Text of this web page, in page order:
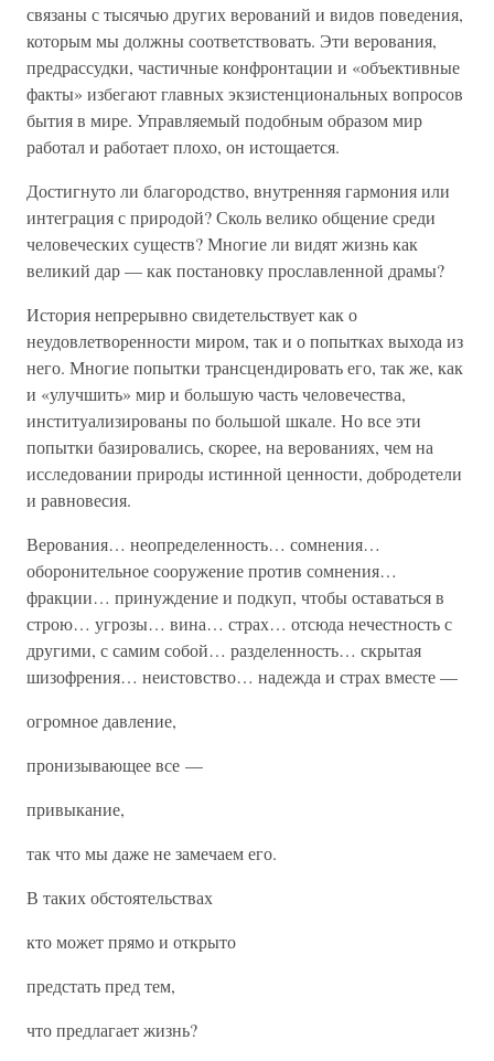
связаны с тысячью других верований и видов поведения,
которым мы должны соответствовать. Эти верования,
предрассудки, частичные конфронтации и «объективные
факты» избегают главных экзистенциональных вопросов
бытия в мире. Управляемый подобным образом мир
работал и работает плохо, он истощается.
Достигнуто ли благородство, внутренняя гармония или
интеграция с природой? Сколь велико общение среди
человеческих существ? Многие ли видят жизнь как
великий дар — как постановку прославленной драмы?
История непрерывно свидетельствует как о
неудовлетворенности миром, так и о попытках выхода из
него. Многие попытки трансцендировать его, так же, как
и «улучшить» мир и большую часть человечества,
институализированы по большой шкале. Но все эти
попытки базировались, скорее, на верованиях, чем на
исследовании природы истинной ценности, добродетели
и равновесия.
Верования… неопределенность… сомнения…
оборонительное сооружение против сомнения…
фракции… принуждение и подкуп, чтобы оставаться в
строю… угрозы… вина… страх… отсюда нечестность с
другими, с самим собой… разделенность… скрытая
шизофрения… неистовство… надежда и страх вместе —
огромное давление,
пронизывающее все —
привыкание,
так что мы даже не замечаем его.
В таких обстоятельствах
кто может прямо и открыто
предстать пред тем,
что предлагает жизнь?